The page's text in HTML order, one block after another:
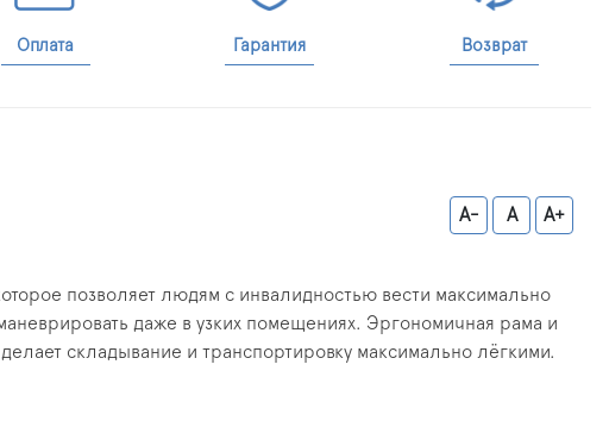
Оплата Гарантия Возврат
A- A A+
позволяет людям с инвалидностью вести максимально
даже в узких помещениях. Эргономичная рама и
складывание и транспортировку максимально лёгкими.